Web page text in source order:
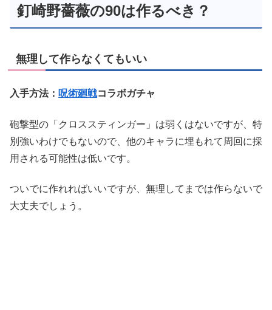
釘崎野薔薇の90は作るべき？
無理して作らなくてもいい
入手方法： 呪術廻戦コラボガチャ
砲撃型の「クロススティンガー」は弱くはないですが、特
別強いわけでもないので、他のキャラに埋もれて周回に採
用される可能性は低いです。
ついでに作れればいいですが、無理してまでは作らないで
大丈夫でしょう。